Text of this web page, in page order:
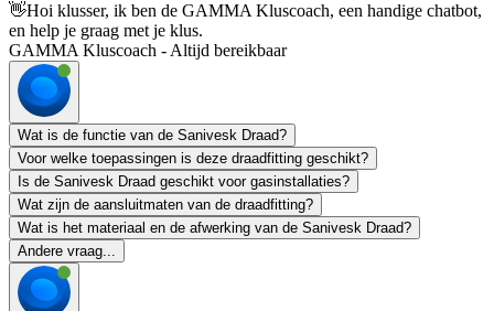
👋Hoi klusser, ik ben de GAMMA Kluscoach, een handige chatbot,
en help je graag met je klus.
GAMMA Kluscoach - Altijd bereikbaar
Wat is de functie van de Sanivesk Draad?
Voor welke toepassingen is deze draadfitting geschikt?
Is de Sanivesk Draad geschikt voor gasinstallaties?
Wat zijn de aansluitmaten van de draadfitting?
Wat is het materiaal en de afwerking van de Sanivesk Draad?
Andere vraag...